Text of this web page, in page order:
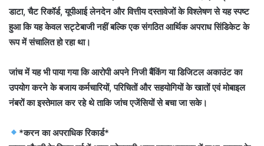
डाटा, चैट रिकॉर्ड, यूपीआई लेनदेन और वित्तीय दस्तावेजों के विश्लेषण से यह स्पष्ट
हुआ कि यह केवल सट्टेबाजी नहीं बल्कि एक संगठित आर्थिक अपराध सिंडिकेट के
रूप में संचालित हो रहा था।
जांच में यह भी पाया गया कि आरोपी अपने निजी बैंकिंग या डिजिटल अकाउंट का
उपयोग करने के बजाय कर्मचारियों, परिचितों और सहयोगियों के खातों एवं मोबाइल
नंबरों का इस्तेमाल कर रहे थे ताकि जांच एजेंसियों से बचा जा सके।
*करन का अपराधिक रिकार्ड*